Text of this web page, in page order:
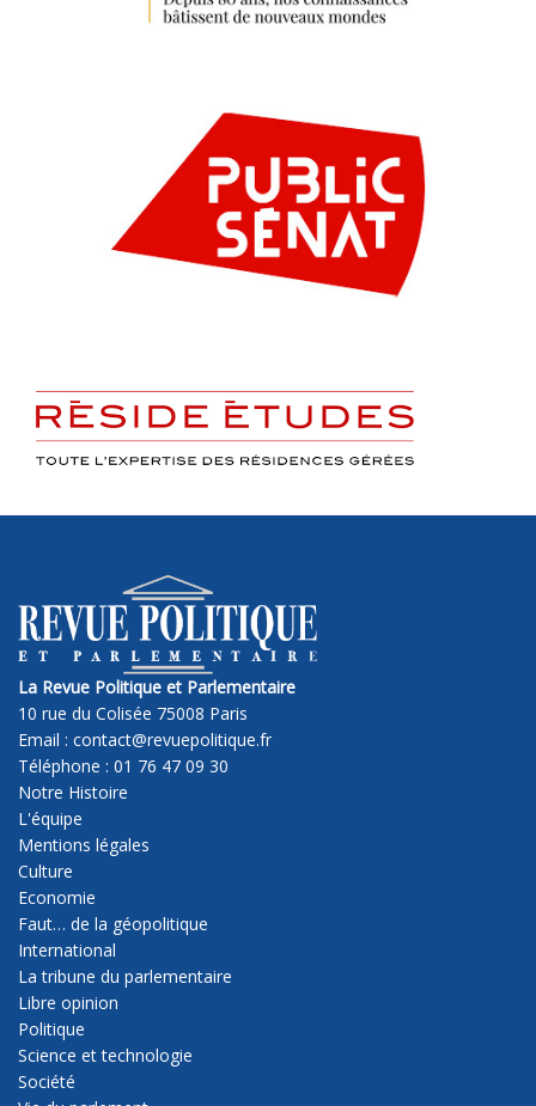
La Revue Politique et Parlementaire
10 rue du Colisée 75008 Paris
Email : contact@revuepolitique.fr
Téléphone : 01 76 47 09 30
Notre Histoire
L'équipe
Mentions légales
Culture
Economie
Faut… de la géopolitique
International
La tribune du parlementaire
Libre opinion
Politique
Science et technologie
Société